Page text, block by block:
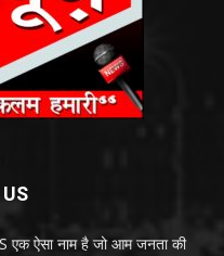
ऐसा नाम है जो आम जनता की